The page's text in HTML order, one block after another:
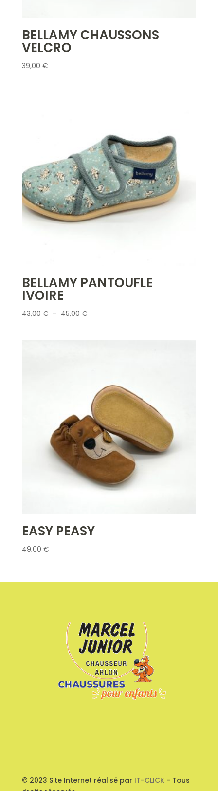
BELLAMY CHAUSSONS
VELCRO
39,00 €
BELLAMY PANTOUFLE
IVOIRE
43,00 € – 45,00 €Plage
EASY PEASY
49,00 €
© 2023 Site Internet réalisé par IT-CLICK - Tous